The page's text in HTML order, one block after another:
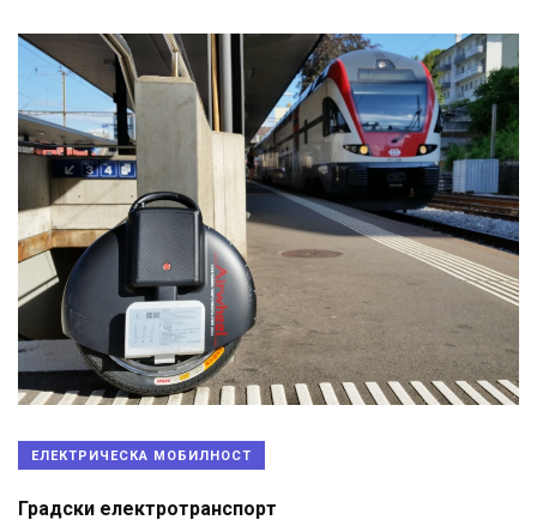
ЕЛЕКТРИЧЕСКА МОБИЛНОСТ
Градски електротранспорт